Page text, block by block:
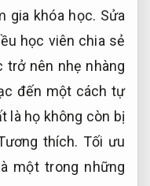
gia khóa học. Sửa
học viên chia sẻ
trở nên nhẹ nhàng
đến một cách tự
là họ không còn bị
thích. Tối ưu
một trong những